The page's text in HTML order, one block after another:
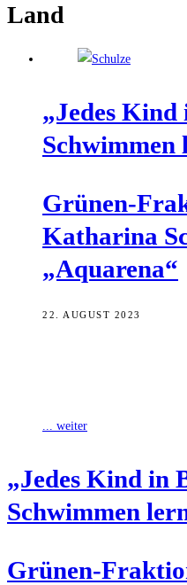
Land
„Jedes Kind
Schwim­men
Grü­nen-
Katha­ri­na
„Aqua­re­na“
22. AUGUST 2023
... weiter
„Jedes Kind in
Schwim­men
Grü­nen-